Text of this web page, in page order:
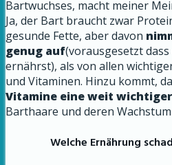
Bartwuchses, macht meiner
Ja, der Bart braucht zwar
gesunde Fette, aber davon
genug auf(vorausgesetzt
ernährst), als von allen
und Vitaminen. Hinzu kommt,
Vitamine eine weit
Barthaare und deren
Welche Ernährung